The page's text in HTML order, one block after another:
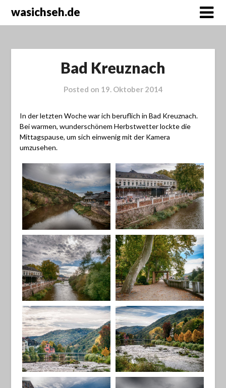
wasichseh.de
Bad Kreuznach
Posted on 19. Oktober 2014
In der letzten Woche war ich beruflich in Bad Kreuznach.
Bei warmen, wunderschönem Herbstwetter lockte die
Mittagspause, um sich einwenig mit der Kamera
umzusehen.